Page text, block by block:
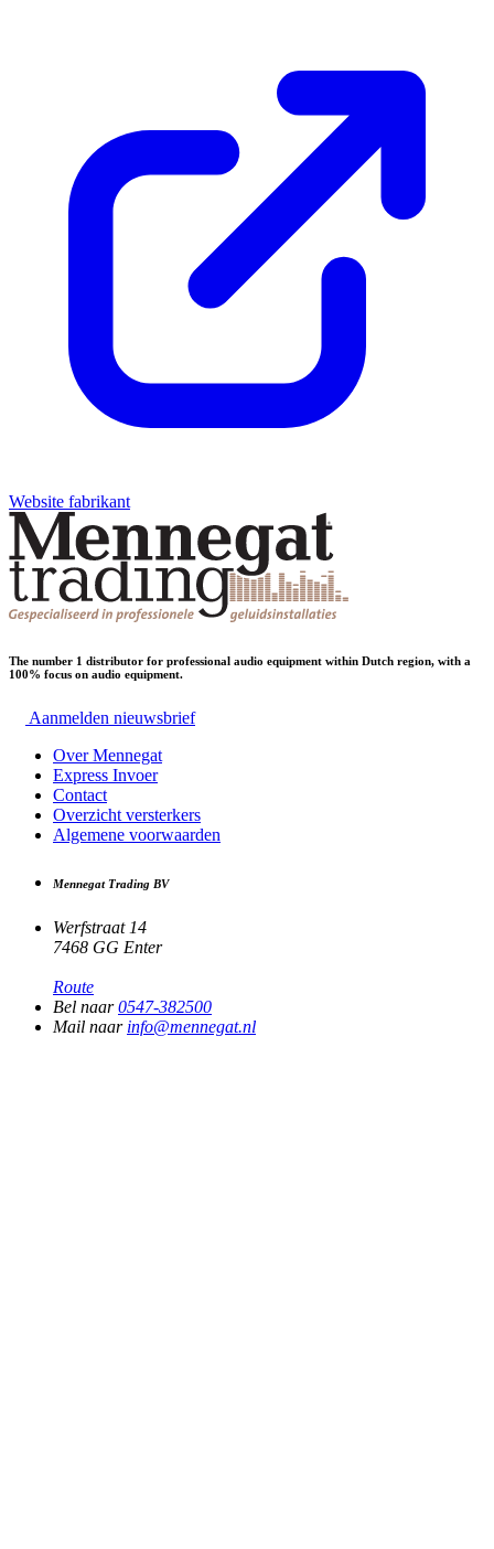
Website fabrikant
The number 1 distributor for professional audio equipment within Dutch region, with a
100% focus on audio equipment.
Aanmelden nieuwsbrief
Over Mennegat
Express Invoer
Contact
Overzicht versterkers
Algemene voorwaarden
Mennegat Trading BV
Werfstraat 14
7468 GG Enter
Route
Bel naar0547-382500
Mail naar info@mennegat.nl